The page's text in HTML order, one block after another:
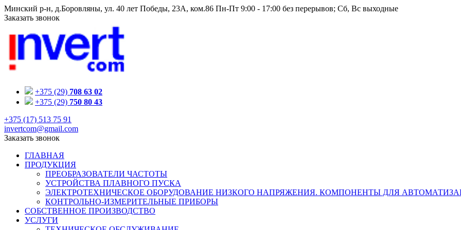
Минский р-н, д.Боровляны, ул. 40 лет Победы, 23A, ком.86 Пн-Пт 9:00 - 17:00 без перерывов; Сб, Вс выходные
Заказать звонок
+375 (29) 708 63 02
+375 (29) 750 80 43
+375 (17) 513 75 91
invertcom@gmail.com
Заказать звонок
ГЛАВНАЯ
ПРОДУКЦИЯ
ПРЕОБРАЗОВАТЕЛИ ЧАСТОТЫ
УСТРОЙСТВА ПЛАВНОГО ПУСКА
ЭЛЕКТРОТЕХНИЧЕСКОЕ ОБОРУДОВАНИЕ НИЗКОГО НАПРЯЖЕНИЯ. КОМПОНЕНТЫ ДЛЯ
КОНТРОЛЬНО-ИЗМЕРИТЕЛЬНЫЕ ПРИБОРЫ
СОБСТВЕННОЕ ПРОИЗВОДСТВО
УСЛУГИ